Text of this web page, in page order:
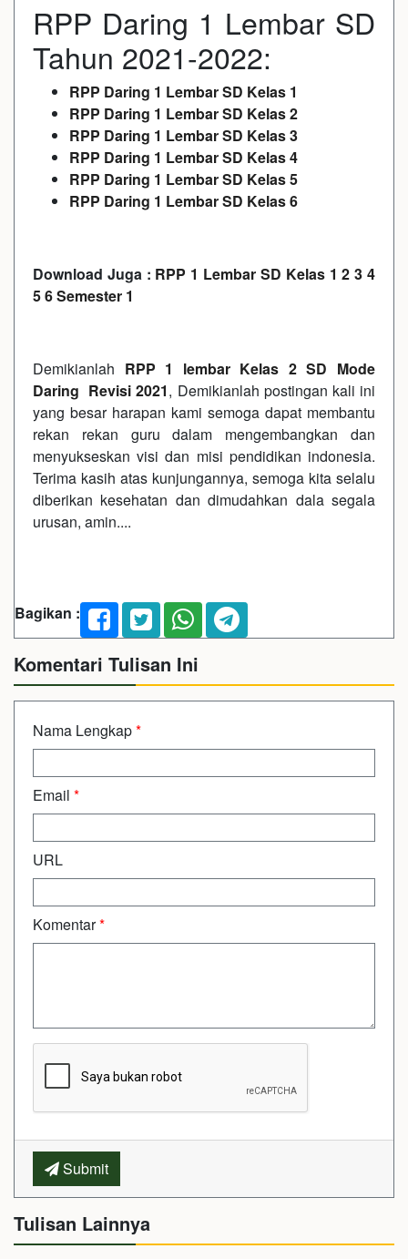
RPP Daring 1 Lembar SD
Tahun 2021-2022:
RPP Daring 1 Lembar SD Kelas 1
RPP Daring 1 Lembar SD Kelas 2
RPP Daring 1 Lembar SD Kelas 3
RPP Daring 1 Lembar SD Kelas 4
RPP Daring 1 Lembar SD Kelas 5
RPP Daring 1 Lembar SD Kelas 6
Download Juga : RPP 1 Lembar SD Kelas 1 2 3 4
5 6 Semester 1
Demikianlah RPP 1 lembar Kelas 2 SD Mode
Daring Revisi 2021, Demikianlah postingan kali ini
yang besar harapan kami semoga dapat membantu
rekan rekan guru dalam mengembangkan dan
menyukseskan visi dan misi pendidikan indonesia.
Terima kasih atas kunjungannya, semoga kita selalu
diberikan kesehatan dan dimudahkan dala segala
urusan, amin....
Bagikan :
Komentari Tulisan Ini
Nama Lengkap*
Email *
URL
Komentar*
Submit
Tulisan Lainnya